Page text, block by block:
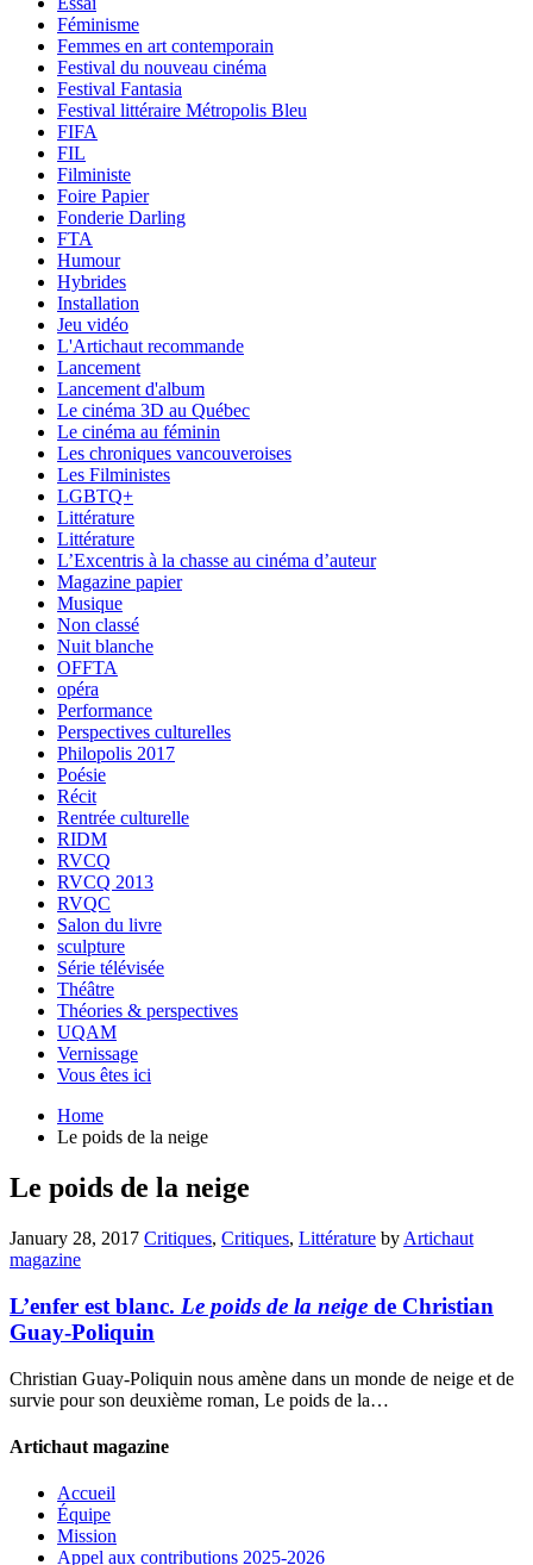
Féminisme
Femmes en art contemporain
Festival du nouveau cinéma
Festival Fantasia
Festival littéraire Métropolis Bleu
FIFA
FIL
Filministe
Foire Papier
Fonderie Darling
FTA
Humour
Hybrides
Installation
Jeu vidéo
L'Artichaut recommande
Lancement
Lancement d'album
Le cinéma 3D au Québec
Le cinéma au féminin
Les chroniques vancouveroises
Les Filministes
LGBTQ+
Littérature
Littérature
L’Excentris à la chasse au cinéma d’auteur
Magazine papier
Musique
Non classé
Nuit blanche
OFFTA
opéra
Performance
Perspectives culturelles
Philopolis 2017
Poésie
Récit
Rentrée culturelle
RIDM
RVCQ
RVCQ 2013
RVQC
Salon du livre
sculpture
Série télévisée
Théâtre
Théories & perspectives
UQAM
Vernissage
Vous êtes ici
Home
Le poids de la neige
Le poids de la neige
January 28, 2017 Critiques, Critiques, Littérature by Artichaut
magazine
L’enfer est blanc. Le poids de la neige de Christian
Guay-Poliquin
Christian Guay-Poliquin nous amène dans un monde de neige et de
survie pour son deuxième roman, Le poids de la…
Artichaut magazine
Accueil
Équipe
Mission
Appel aux contributions 2025-2026